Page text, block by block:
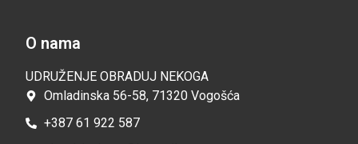
O nama
UDRUŽENJE OBRADUJ NEKOGA
Omladinska 56-58, 71320 Vogošća
+387 61 922 587